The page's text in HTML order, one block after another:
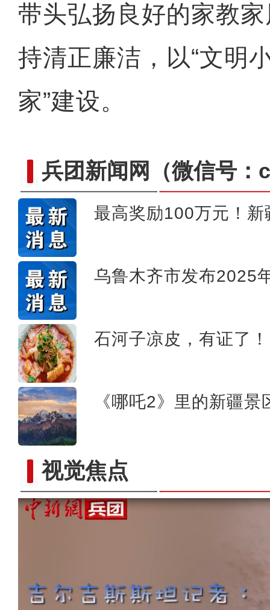
带头弘扬良好的家教
持清正廉洁，以“文明
家”建设。
兵团新闻网 （微信号
最高奖励100万元！
乌鲁木齐市发布2025
石河子凉皮，有证了！
《哪吒2》里的新疆
视觉焦点【与你为邻】韩国留学生何